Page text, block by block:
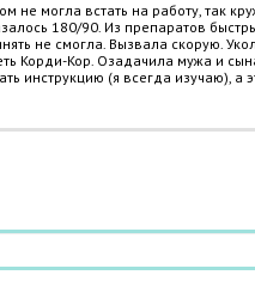
не могла встать на работу, так
180/90. Из препаратов
не смогла. Вызвала скорую.
Корди-Кор. Озадачила мужа и
инструкцию (я всегда изучаю), а
Приняла таблетку, т к
будто по голове эффект с
зазря. Спасибо участковому,